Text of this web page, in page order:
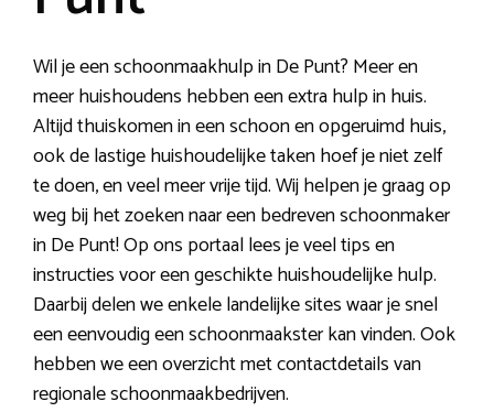
Wil je een schoonmaakhulp in De Punt? Meer en
meer huishoudens hebben een extra hulp in huis.
Altijd thuiskomen in een schoon en opgeruimd huis,
ook de lastige huishoudelijke taken hoef je niet zelf
te doen, en veel meer vrije tijd. Wij helpen je graag op
weg bij het zoeken naar een bedreven schoonmaker
in De Punt! Op ons portaal lees je veel tips en
instructies voor een geschikte huishoudelijke hulp.
Daarbij delen we enkele landelijke sites waar je snel
een eenvoudig een schoonmaakster kan vinden. Ook
hebben we een overzicht met contactdetails van
regionale schoonmaakbedrijven.